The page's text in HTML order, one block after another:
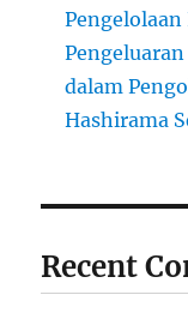
dalam
Hashirama
Recent